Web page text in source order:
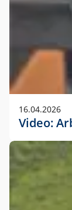
16.04.2026
Video: